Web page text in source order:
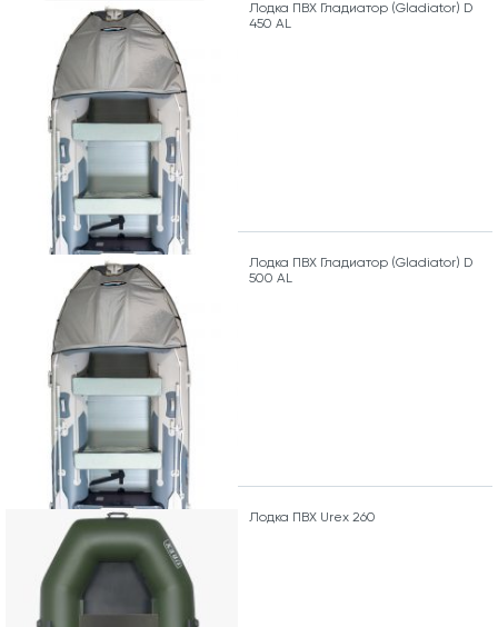
Лодка ПВХ Гладиатор (Gladiator) D
450 AL
Лодка ПВХ Гладиатор (Gladiator) D
500 AL
Лодка ПВХ Urex 260